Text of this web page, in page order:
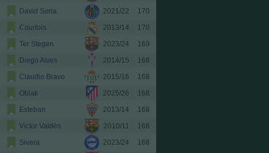
David Soria 2021/22
170
Courtois 2013/14
170
Ter Stegen 2023/24
169
Diego Alves 2014/15
168
Claudio Bravo 2015/16
168
Oblak 2025/26
168
Esteban 2013/14
168
Víctor Valdés 2010/11
168
Sivera 2023/24
168